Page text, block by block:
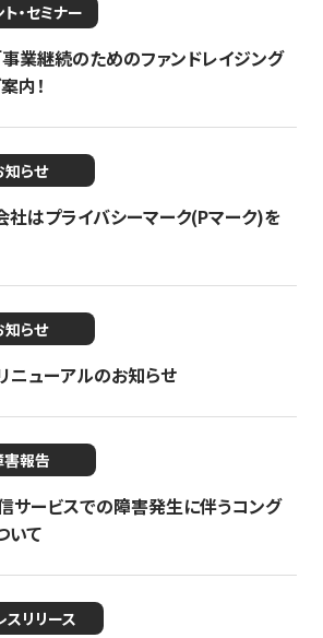
・セミナー
「事業継続のためのファンドレイジング
内！
知らせ
社はプライバシーマーク(Pマーク)を
知らせ
ニューアルのお知らせ
害報告
サービスでの障害発生に伴うコング
いて
スリリース